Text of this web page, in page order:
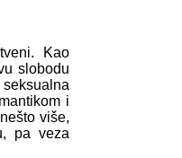
Kao
slobodu
i
više,
pa veza